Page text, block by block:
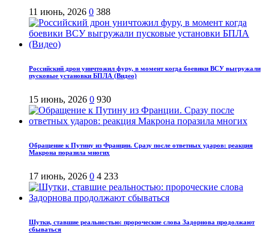
11 июнь, 2026 0 388
Российский дрон уничтожил фуру, в момент когда боевики ВСУ выгружали
пусковые установки БПЛА (Видео)
15 июнь, 2026 0 930
Обращение к Путину из Франции. Сразу после ответных ударов: реакция
Макрона поразила многих
17 июнь, 2026 0 4 233
Шутки, ставшие реальностью: пророческие слова Задорнова продолжают
сбываться